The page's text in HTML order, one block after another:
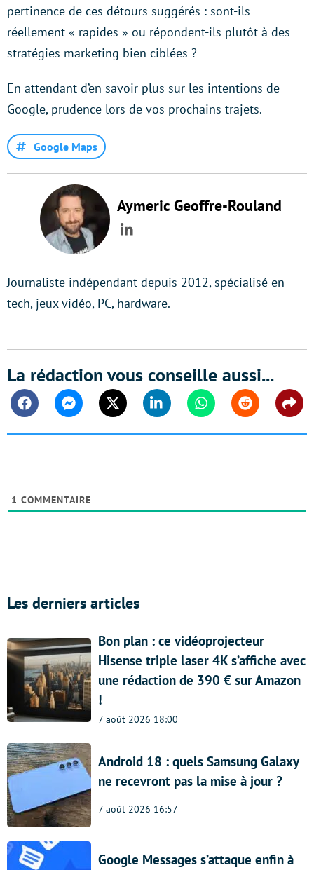
pertinence de ces détours suggérés : sont-ils
réellement « rapides » ou répondent-ils plutôt à des
stratégies marketing bien ciblées ?
En attendant d’en savoir plus sur les intentions de
Google, prudence lors de vos prochains trajets.
Google Maps
Aymeric Geoffre-Rouland
LinkedIn
Journaliste indépendant depuis 2012, spécialisé en
tech, jeux vidéo, PC, hardware.
La rédaction vous conseille aussi...
FacebookMessengerTwitter Linkedin WhatsappReddit
1 COMMENTAIRE
Les derniers articles
Bon plan : ce vidéoprojecteur
Hisense triple laser 4K s’affiche avec
une rédaction de 390 € sur Amazon
!
7 août 2026 18:00
Android 18 : quels Samsung Galaxy
ne recevront pas la mise à jour ?
7 août 2026 16:57
Google Messages s’attaque enfin à